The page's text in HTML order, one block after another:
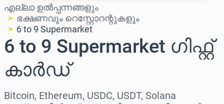
എല്ലാ ഉൽപ്പന്നങ്ങളും
ഭക്ഷണവും റെസ്റ്റോറന്റുകളും
6 to 9 Supermarket
6 to 9 Supermarket ഗിഫ്റ്റ്
കാർഡ്
Bitcoin, Ethereum, USDC, USDT, Solana